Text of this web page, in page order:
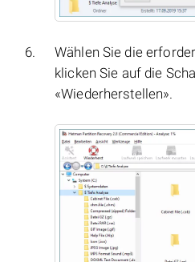
Wählen Sie die
klicken Sie auf die
«Wiederherstellen».